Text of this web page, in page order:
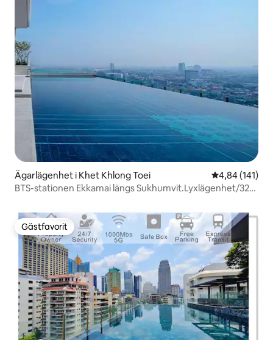
Ägarlägenhet i Khet Khlong Toei 4,84 av 5 i
4,84 (141)
BTS-stationen Ekkamai längs Sukhumvit.Lyxlägenhet/32
stormarknad/Pattaya Bus Station East +4
Gästfavorit
Gästfavorit